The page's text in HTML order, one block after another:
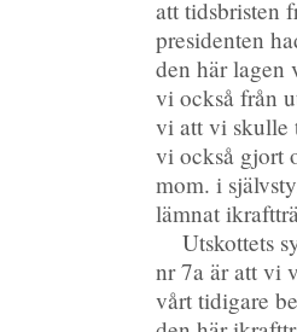
att tidsbristen
presidenten
den här lagen
vi också från
vi att vi skulle
vi också gjort
mom. i
lämnat
Utskottets
nr 7a är att vi
vårt tidigare